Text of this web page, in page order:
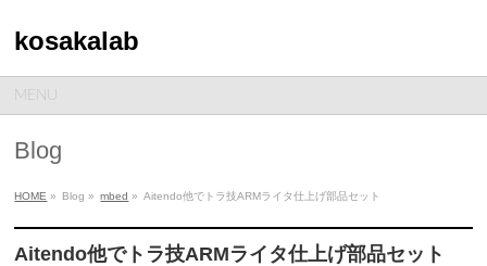
kosakalab
MENU
Blog
HOME » Blog » mbed » Aitendo他でトラ技ARMライタ仕上げ部品セット
Aitendo他でトラ技ARMライタ仕上げ部品セット